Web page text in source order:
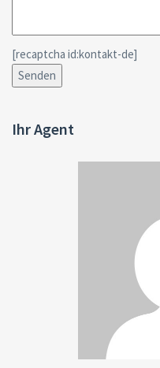
[recaptcha id:kontakt-de]
Ihr Agent